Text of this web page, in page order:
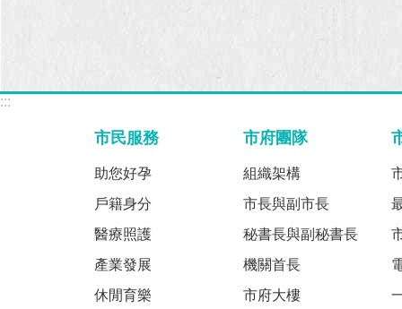
:::
市民服務
助您好孕
戶籍身分
醫療照護
產業發展
休閒育樂
市府團隊
組織架構
市長與副市長
秘書長與副秘書長
機關首長
市府大樓